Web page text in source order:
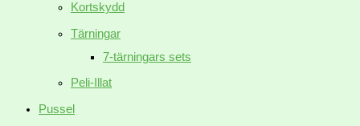
Kortskydd
Tärningar
7-tärningars sets
Peli-Illat
Pussel